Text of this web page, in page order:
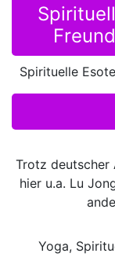
Spirituelle
Trotz deutscher
hier u.a. Lu
Yoga,